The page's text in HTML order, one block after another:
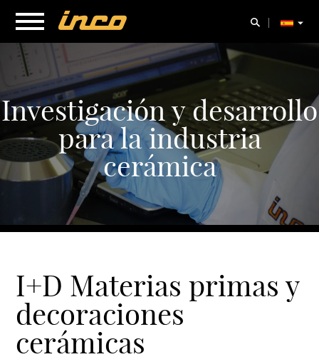
Investigación y desarrollo
para la industria
cerámica
I+D Materias primas y
decoraciones
cerámicas